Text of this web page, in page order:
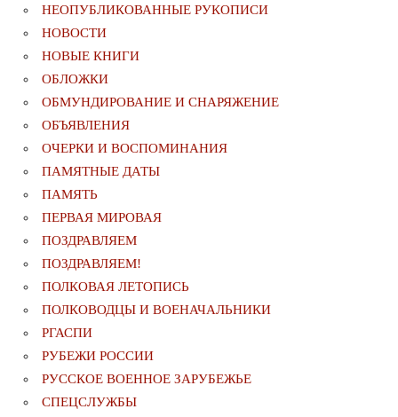
НЕОПУБЛИКОВАННЫЕ РУКОПИСИ
НОВОСТИ
НОВЫЕ КНИГИ
ОБЛОЖКИ
ОБМУНДИРОВАНИЕ И СНАРЯЖЕНИЕ
ОБЪЯВЛЕНИЯ
ОЧЕРКИ И ВОСПОМИНАНИЯ
ПАМЯТНЫЕ ДАТЫ
ПАМЯТЬ
ПЕРВАЯ МИРОВАЯ
ПОЗДРАВЛЯЕМ
ПОЗДРАВЛЯЕМ!
ПОЛКОВАЯ ЛЕТОПИСЬ
ПОЛКОВОДЦЫ И ВОЕНАЧАЛЬНИКИ
РГАСПИ
РУБЕЖИ РОССИИ
РУССКОЕ ВОЕННОЕ ЗАРУБЕЖЬЕ
СПЕЦСЛУЖБЫ